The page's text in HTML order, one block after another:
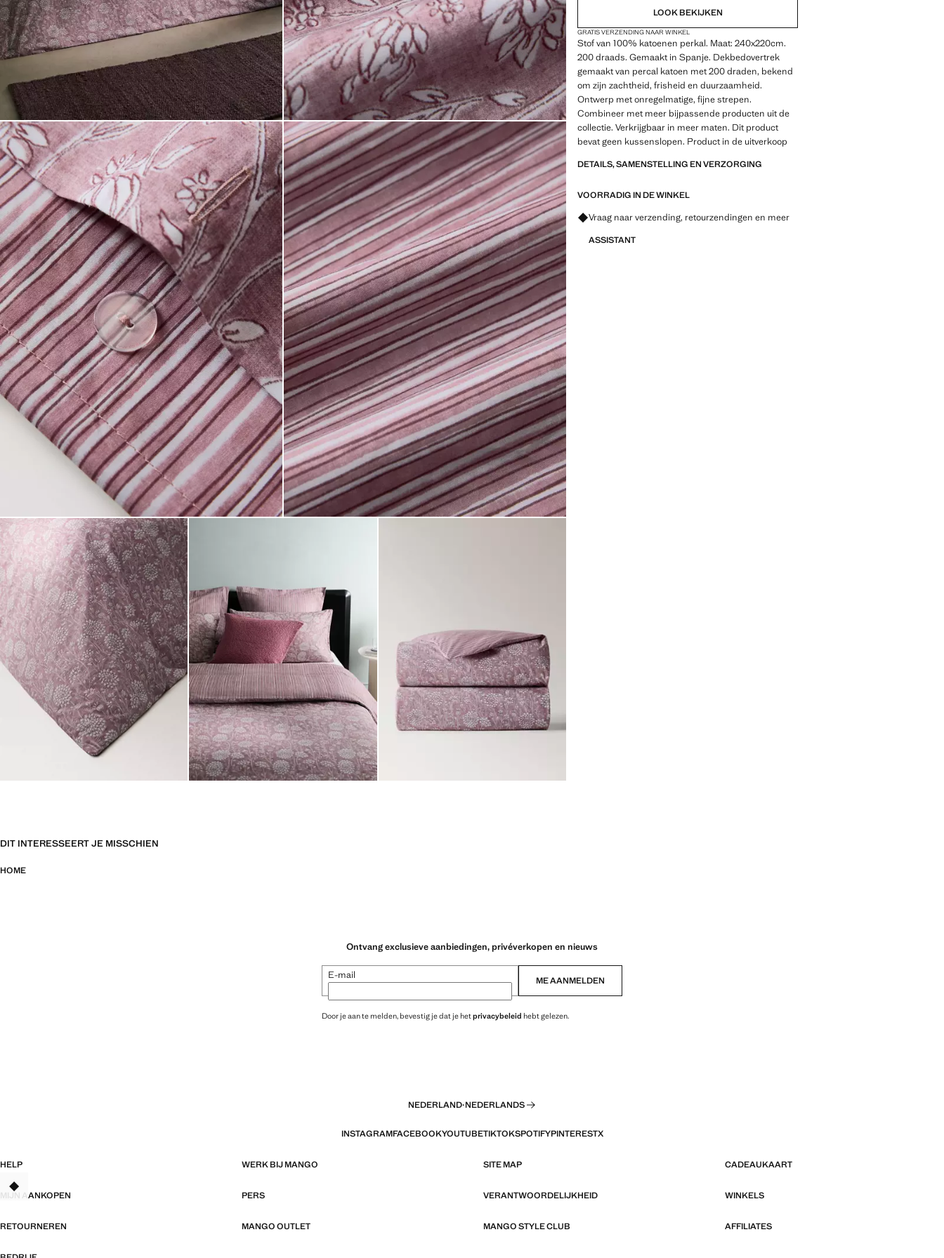
LOOK BEKIJKEN
GRATIS VERZENDING NAAR WINKEL
Stof van 100% katoenen perkal. Maat: 240x220cm.
200 draads. Gemaakt in Spanje. Dekbedovertrek
gemaakt van percal katoen met 200 draden, bekend
om zijn zachtheid, frisheid en duurzaamheid.
Ontwerp met onregelmatige, fijne strepen.
Combineer met meer bijpassende producten uit de
collectie. Verkrijgbaar in meer maten. Dit product
bevat geen kussenslopen. Product in de uitverkoop
DETAILS, SAMENSTELLING EN VERZORGING
VOORRADIG IN DE WINKEL
Vraag naar verzending, retourzendingen en meer
ASSISTANT
DIT INTERESSEERT JE MISSCHIEN
HOME
Ontvang exclusieve aanbiedingen, privéverkopen en nieuws
E-mail ME AANMELDEN
Door je aan te melden, bevestig je dat je hetprivacybeleid hebt gelezen.
NEDERLAND·NEDERLANDS
INSTAGRAMFACEBOOKYOUTUBETIKTOKSPOTIFYPINTERESTX
HELP WERK BIJ MANGO SITE MAP CADEAUKAART
MIJN AANKOPEN PERS VERANTWOORDELIJKHEID WINKELS
RETOURNEREN MANGO OUTLET MANGO STYLE CLUB AFFILIATES